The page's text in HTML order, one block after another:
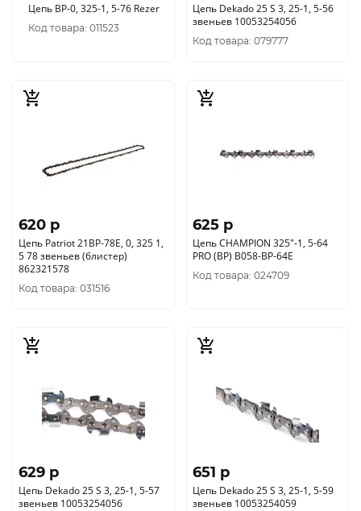
Цепь ВP-0, 325-1, 5-76 Rezer
Код товара: 011523
Цепь Dekado 25 S 3, 25-1, 5-56
звеньев 10053254056
Код товара: 079777
620 p
Цепь Patriot 21BP-78E, 0, 325 1,
5 78 звеньев (блистер)
862321578
Код товара: 031516
625 p
Цепь CHAMPION 325"-1, 5-64
PRO (BP) В058-BP-64E
Код товара: 024709
629 p
Цепь Dekado 25 S 3, 25-1, 5-57
звеньев 10053254056
651 p
Цепь Dekado 25 S 3, 25-1, 5-59
звеньев 10053254059